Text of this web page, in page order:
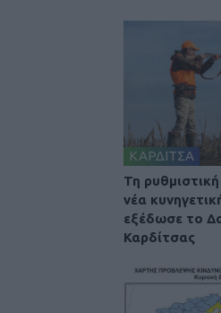
ΚΑΡΔΙΤΣΑ
Τη
νέα
εξέδωσε το
Καρδίτσας